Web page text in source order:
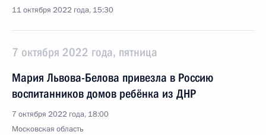
11 октября 2022 года, 15:30
7 октября 2022 года, пятница
Мария Львова-Белова привезла в Россию
воспитанников домов ребёнка из ДНР
7 октября 2022 года, 18:00
Московская область